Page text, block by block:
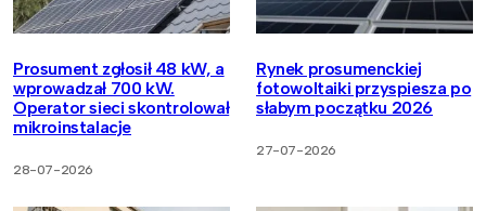
Prosument zgłosił 48 kW, a
wprowadzał 700 kW.
Operator sieci skontrolował
mikroinstalacje
28-07-2026
Rynek prosumenckiej
fotowoltaiki przyspiesza po
słabym początku 2026
27-07-2026